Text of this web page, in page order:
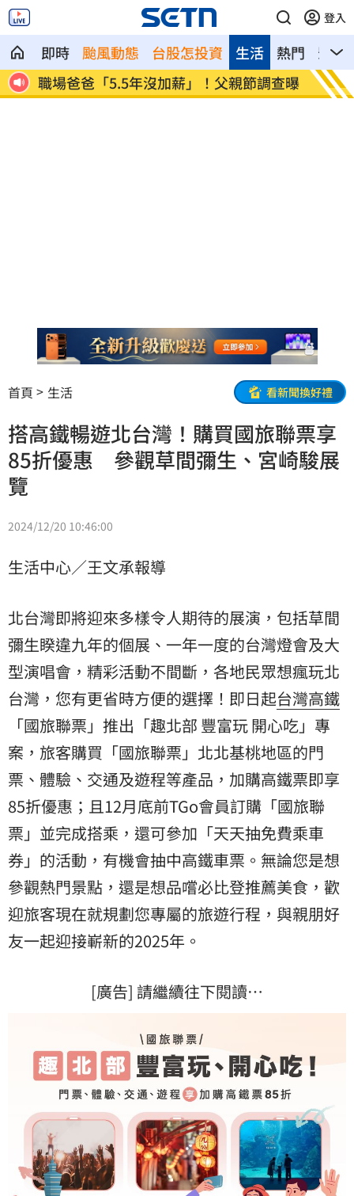
登入
即時 颱風動態 台股怎投資 熱門 影音
生活
上
職場爸爸「5.5年沒加薪」！父親節調查曝 蘋果
首頁 生活 看新聞換好禮
搭高鐵暢遊北台灣！購買國旅聯票享
85折優惠 參觀草間彌生、宮崎駿展
覽
2024/12/20 10:46:00
生活中心／王文承報導
北台灣即將迎來多樣令人期待的展演，包括草間
彌生睽違九年的個展、一年一度的台灣燈會及大
型演唱會，精彩活動不間斷，各地民眾想瘋玩北
台灣，您有更省時方便的選擇！即日起台灣高鐵
「國旅聯票」推出「趣北部 豐富玩 開心吃」專
案，旅客購買「國旅聯票」北北基桃地區的門
票、體驗、交通及遊程等產品，加購高鐵票即享
85折優惠；且12月底前TGo會員訂購「國旅聯
票」並完成搭乘，還可參加「天天抽免費乘車
券」的活動，有機會抽中高鐵車票。無論您是想
參觀熱門景點，還是想品嚐必比登推薦美食，歡
迎旅客現在就規劃您專屬的旅遊行程，與親朋好
友一起迎接嶄新的2025年。
[廣告] 請繼續往下閱讀…